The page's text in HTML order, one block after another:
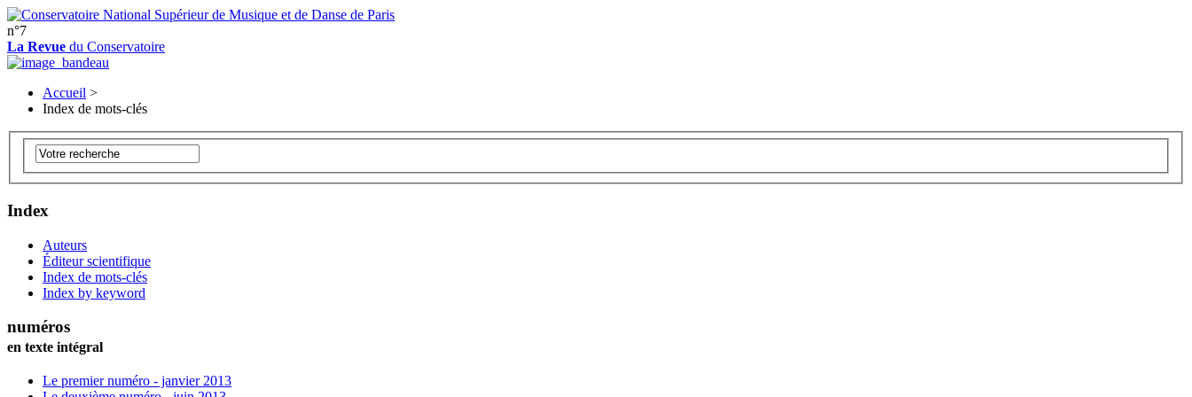
n°7
La Revue du Conservatoire
Accueil >
Index de mots-clés
Index
Auteurs
Éditeur scientifique
Index de mots-clés
Index by keyword
numéros
en texte intégral
Le premier numéro - janvier 2013